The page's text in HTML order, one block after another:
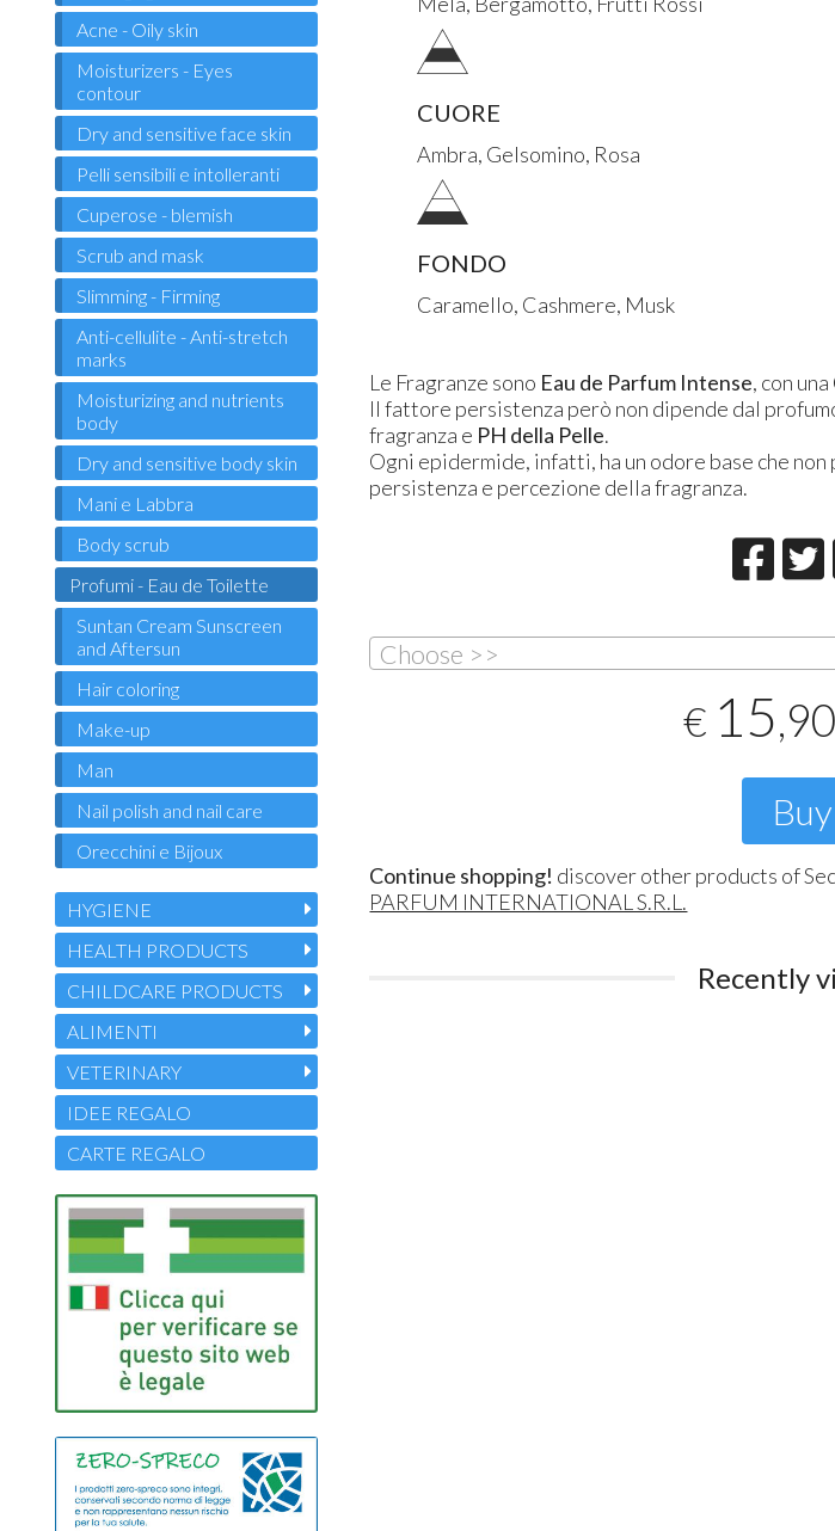
CUORE
Ambra, Gelsomino, Rosa
FONDO
Caramello, Cashmere, Musk
Le Fragranze sono Eau de Parfum Intense, con una
Il fattore persistenza però non dipende dal
fragranza e PH della Pelle.
Ogni epidermide, infatti, ha un odore base che
persistenza e percezione della fragranza.
Choose >>
€ 15,90
Buy
Continue shopping! discover other products of
PARFUM INTERNATIONAL S.R.L.
Recently
Acne - Oily skin
Moisturizers - Eyes
contour
Dry and sensitive face skin
Pelli sensibili e intolleranti
Cuperose - blemish
Scrub and mask
Slimming - Firming
Anti-cellulite - Anti-stretch
marks
Moisturizing and nutrients
body
Dry and sensitive body skin
Mani e Labbra
Body scrub
Profumi - Eau de Toilette
Suntan Cream Sunscreen
and Aftersun
Hair coloring
Make-up
Man
Nail polish and nail care
Orecchini e Bijoux
HYGIENE
HEALTH PRODUCTS
CHILDCARE PRODUCTS
ALIMENTI
VETERINARY
IDEE REGALO
CARTE REGALO